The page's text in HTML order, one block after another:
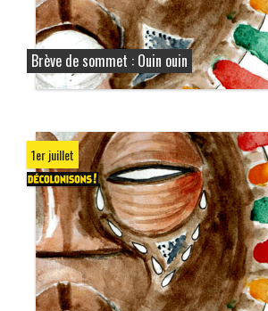
Brève de sommet : Ouin ouin
1er juillet